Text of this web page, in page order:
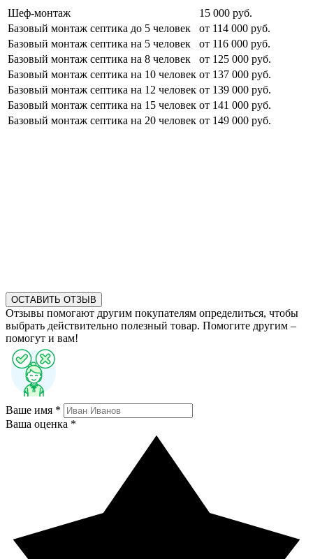
Шеф-монтаж
15 000 руб.
Базовый монтаж септика до 5 человек
от 114 000 руб.
Базовый монтаж септика на 5 человек
от 116 000 руб.
Базовый монтаж септика на 8 человек
от 125 000 руб.
Базовый монтаж септика на 10 человек от 137 000 руб.
Базовый монтаж септика на 12 человек от 139 000 руб.
Базовый монтаж септика на 15 человек от 141 000 руб.
Базовый монтаж септика на 20 человек от 149 000 руб.
ОСТАВИТЬ ОТЗЫВ
Отзывы помогают другим покупателям определиться, чтобы
выбрать действительно полезный товар. Помогите другим –
помогут и вам!
Ваше имя *
Ваша оценка *